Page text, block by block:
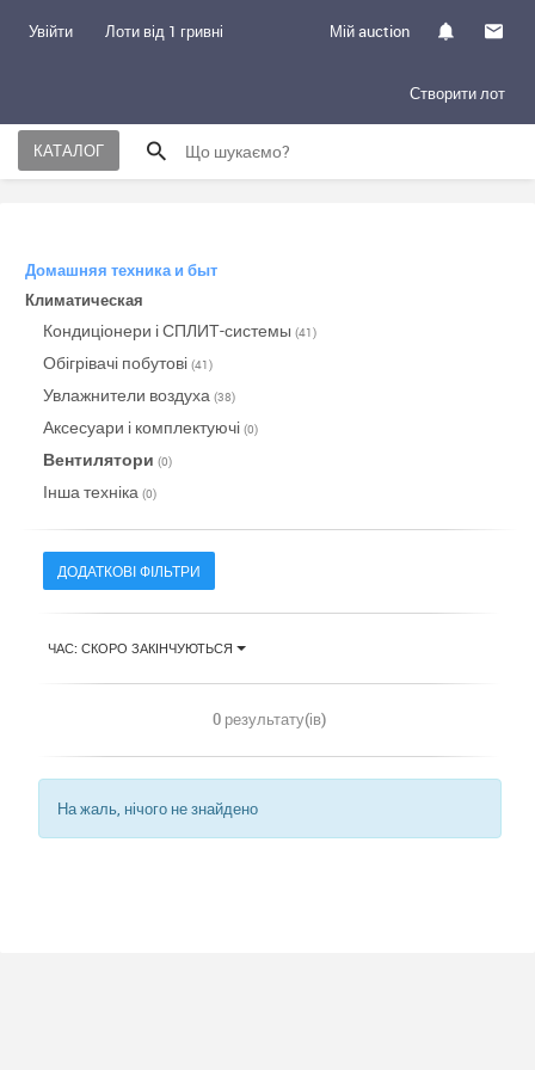
Увійти Лоти від 1 гривні Мій auction
Створити лот
КАТАЛОГ
Домашняя техника и быт
Климатическая
Кондиціонери і СПЛИТ-системы (41)
Обігрівачі побутові (41)
Увлажнители воздуха (38)
Аксесуари і комплектуючі (0)
Вентилятори (0)
Інша техніка (0)
ДОДАТКОВІ ФІЛЬТРИ
ЧАС: СКОРО ЗАКІНЧУЮТЬСЯ
0 результату(ів)
На жаль, нічого не знайдено